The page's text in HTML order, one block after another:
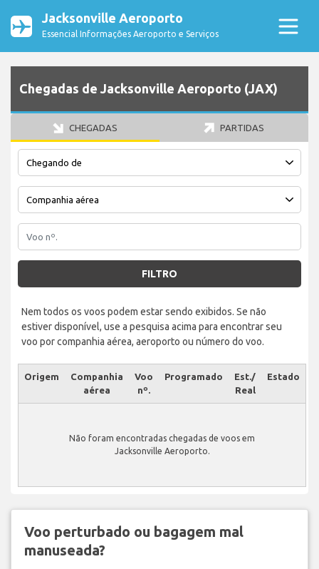
Jacksonville Aeroporto
Essencial Informações Aeroporto e Serviços
Chegadas de Jacksonville Aeroporto (JAX)
CHEGADAS PARTIDAS
FILTRO
Nem todos os voos podem estar sendo exibidos. Se não
estiver disponível, use a pesquisa acima para encontrar seu
voo por companhia aérea, aeroporto ou número do voo.
Origem
Companhia
aérea
Voo
nº.
Programado
Est./
Real
Estado
Não foram encontradas chegadas de voos em
Jacksonville Aeroporto.
Voo perturbado ou bagagem mal
manuseada?